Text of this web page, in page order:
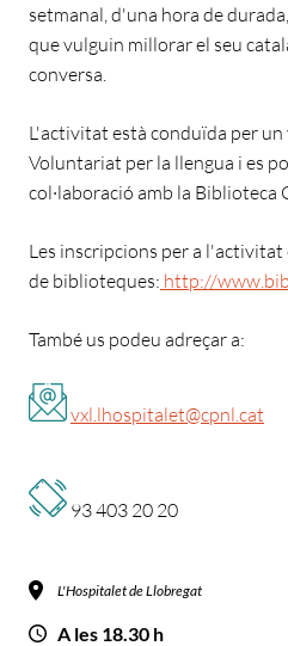
setmanal, d'una hora de
que vulguin millorar el seu
conversa.
L'activitat està conduïda per
Voluntariat per la llengua i es
col·laboració amb la Biblioteca
Les inscripcions per a
de biblioteques: http://
També us podeu adreçar a:
vxl.lhospitalet@cpnl.cat
93 403 20 20
L'Hospitalet de Llobregat
A les 18.30 h